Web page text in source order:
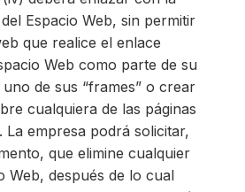
Espacio Web, sin permitir
que realice el enlace
Web como parte de su
de sus “frames” o crear
cualquiera de las páginas
La empresa podrá solicitar,
que elimine cualquier
Web, después de lo cual